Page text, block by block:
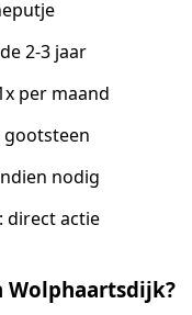
2-3 jaar
per maand
nodig
direct actie
Wolphaartsdijk?